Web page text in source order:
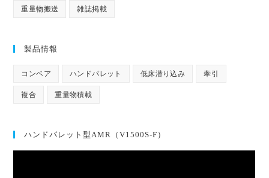
重量物搬送 雑誌掲載
製品情報
コンベア ハンドパレット 低床潜り込み 牽引
複合 重量物積載
ハンドパレット型AMR（V1500S-F）